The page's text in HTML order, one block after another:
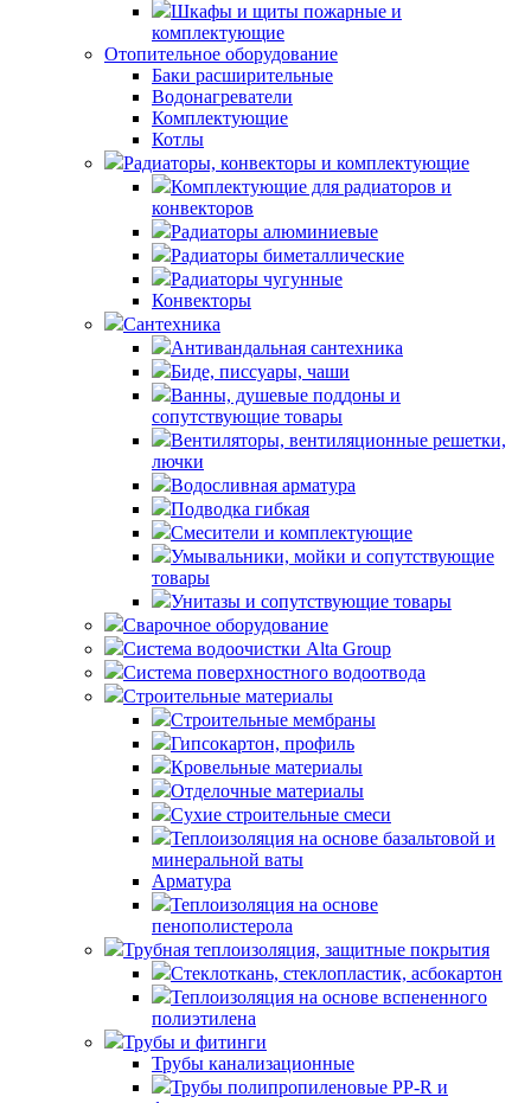
Шкафы и щиты пожарные и
комплектующие
Отопительное оборудование
Баки расширительные
Водонагреватели
Комплектующие
Котлы
Радиаторы, конвекторы и комплектующие
Комплектующие для радиаторов и
конвекторов
Радиаторы алюминиевые
Радиаторы биметаллические
Радиаторы чугунные
Конвекторы
Сантехника
Антивандальная сантехника
Биде, писсуары, чаши
Ванны, душевые поддоны и
сопутствующие товары
Вентиляторы, вентиляционные решетки,
лючки
Водосливная арматура
Подводка гибкая
Смесители и комплектующие
Умывальники, мойки и сопутствующие
товары
Унитазы и сопутствующие товары
Сварочное оборудование
Система водоочистки Alta Group
Система поверхностного водоотвода
Строительные материалы
Строительные мембраны
Гипсокартон, профиль
Кровельные материалы
Отделочные материалы
Сухие строительные смеси
Теплоизоляция на основе базальтовой и
минеральной ваты
Арматура
Теплоизоляция на основе
пенополистерола
Трубная теплоизоляция, защитные покрытия
Стеклоткань, стеклопластик, асбокартон
Теплоизоляция на основе вспененного
полиэтилена
Трубы и фитинги
Трубы канализационные
Трубы полипропиленовые PP-R и